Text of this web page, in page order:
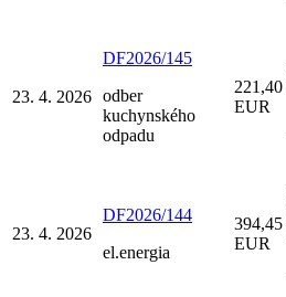
23. 4. 2026
DF2026/145
odber
kuchynského
odpadu
221,40
EUR
23. 4. 2026
DF2026/144
el.energia
394,45
EUR